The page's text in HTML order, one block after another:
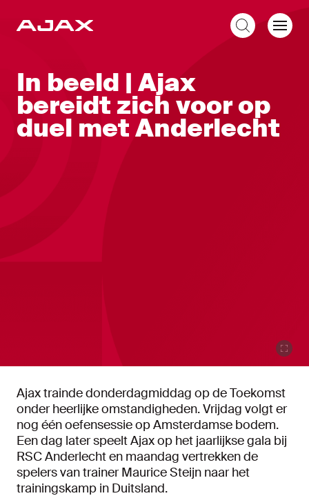
In beeld | Ajax
bereidt zich voor op
duel met Anderlecht
Ajax trainde donderdagmiddag op de Toekomst
onder heerlijke omstandigheden. Vrijdag volgt er
nog één oefensessie op Amsterdamse bodem.
Een dag later speelt Ajax op het jaarlijkse gala bij
RSC Anderlecht en maandag vertrekken de
spelers van trainer Maurice Steijn naar het
trainingskamp in Duitsland.